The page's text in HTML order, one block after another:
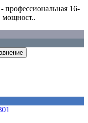
16-
мощност..